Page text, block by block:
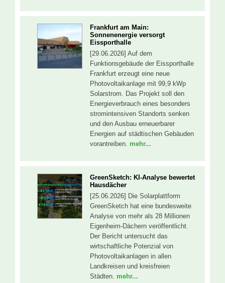
Frankfurt am Main:
Sonnenenergie versorgt
Eissporthalle
[29.06.2026] Auf dem
Funktionsgebäude der Eissporthalle
Frankfurt erzeugt eine neue
Photovoltaikanlage mit 99,9 kWp
Solarstrom. Das Projekt soll den
Energieverbrauch eines besonders
stromintensiven Standorts senken
und den Ausbau erneuerbarer
Energien auf städtischen Gebäuden
vorantreiben. mehr...
GreenSketch: KI-Analyse bewertet
Hausdächer
[25.06.2026] Die Solarplattform
GreenSketch hat eine bundesweite
Analyse von mehr als 28 Millionen
Eigenheim-Dächern veröffentlicht.
Der Bericht untersucht das
wirtschaftliche Potenzial von
Photovoltaikanlagen in allen
Landkreisen und kreisfreien
Städten. mehr...